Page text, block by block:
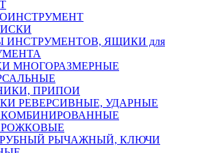
ИНСТРУМЕНТОВ, ЯЩИКИ для
МНОГОРАЗМЕРНЫЕ
ПРИПОИ
РЕВЕРСИВНЫЕ, УДАРНЫЕ
РЫЧАЖНЫЙ, КЛЮЧИ